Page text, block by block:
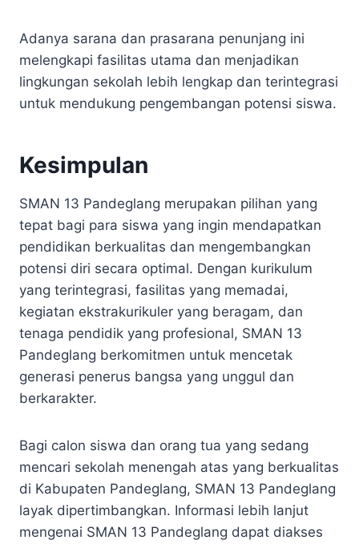
Adanya sarana dan prasarana penunjang ini
melengkapi fasilitas utama dan menjadikan
lingkungan sekolah lebih lengkap dan terintegrasi
untuk mendukung pengembangan potensi siswa.
Kesimpulan
SMAN 13 Pandeglang merupakan pilihan yang
tepat bagi para siswa yang ingin mendapatkan
pendidikan berkualitas dan mengembangkan
potensi diri secara optimal. Dengan kurikulum
yang terintegrasi, fasilitas yang memadai,
kegiatan ekstrakurikuler yang beragam, dan
tenaga pendidik yang profesional, SMAN 13
Pandeglang berkomitmen untuk mencetak
generasi penerus bangsa yang unggul dan
berkarakter.
Bagi calon siswa dan orang tua yang sedang
mencari sekolah menengah atas yang berkualitas
di Kabupaten Pandeglang, SMAN 13 Pandeglang
layak dipertimbangkan. Informasi lebih lanjut
mengenai SMAN 13 Pandeglang dapat diakses